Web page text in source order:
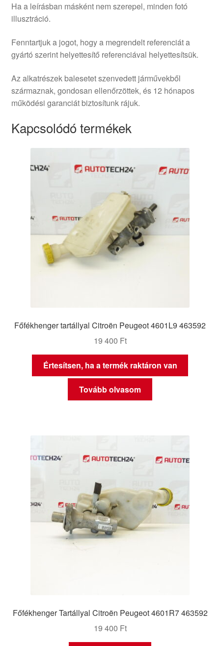
Ha a leírásban másként nem szerepel, minden fotó
illusztráció.
Fenntartjuk a jogot, hogy a megrendelt referenciát a
gyártó szerint helyettesítő referenciával helyettesítsük.
Az alkatrészek balesetet szenvedett járművekből
származnak, gondosan ellenőrzöttek, és 12 hónapos
működési garanciát biztosítunk rájuk.
Kapcsolódó termékek
Főfékhenger tartállyal Citroën Peugeot 4601L9 463592
19 400 Ft
Értesítsen, ha a termék raktáron van
Tovább olvasom
Főfékhenger Tartállyal Citroën Peugeot 4601R7 463592
19 400 Ft